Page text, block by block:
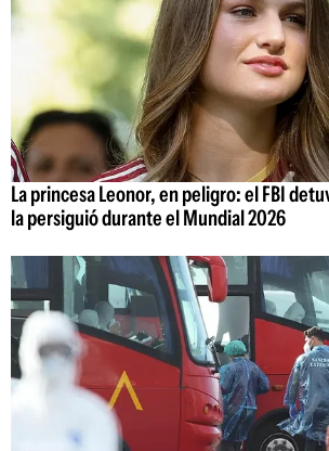
La princesa Leonor, en peligro: el FBI
la persiguió durante el Mundial 2026